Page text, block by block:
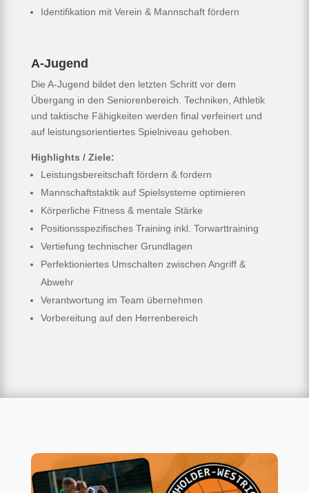
Identifikation mit Verein & Mannschaft fördern
A-Jugend
Die A-Jugend bildet den letzten Schritt vor dem
Übergang in den Seniorenbereich. Techniken, Athletik
und taktische Fähigkeiten werden final verfeinert und
auf leistungsorientiertes Spielniveau gehoben.
Highlights / Ziele:
Leistungsbereitschaft fördern & fordern
Mannschaftstaktik auf Spielsysteme optimieren
Körperliche Fitness & mentale Stärke
Positionsspezifisches Training inkl. Torwarttraining
Vertiefung technischer Grundlagen
Perfektioniertes Umschalten zwischen Angriff &
Abwehr
Verantwortung im Team übernehmen
Vorbereitung auf den Herrenbereich